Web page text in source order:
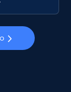
by
and